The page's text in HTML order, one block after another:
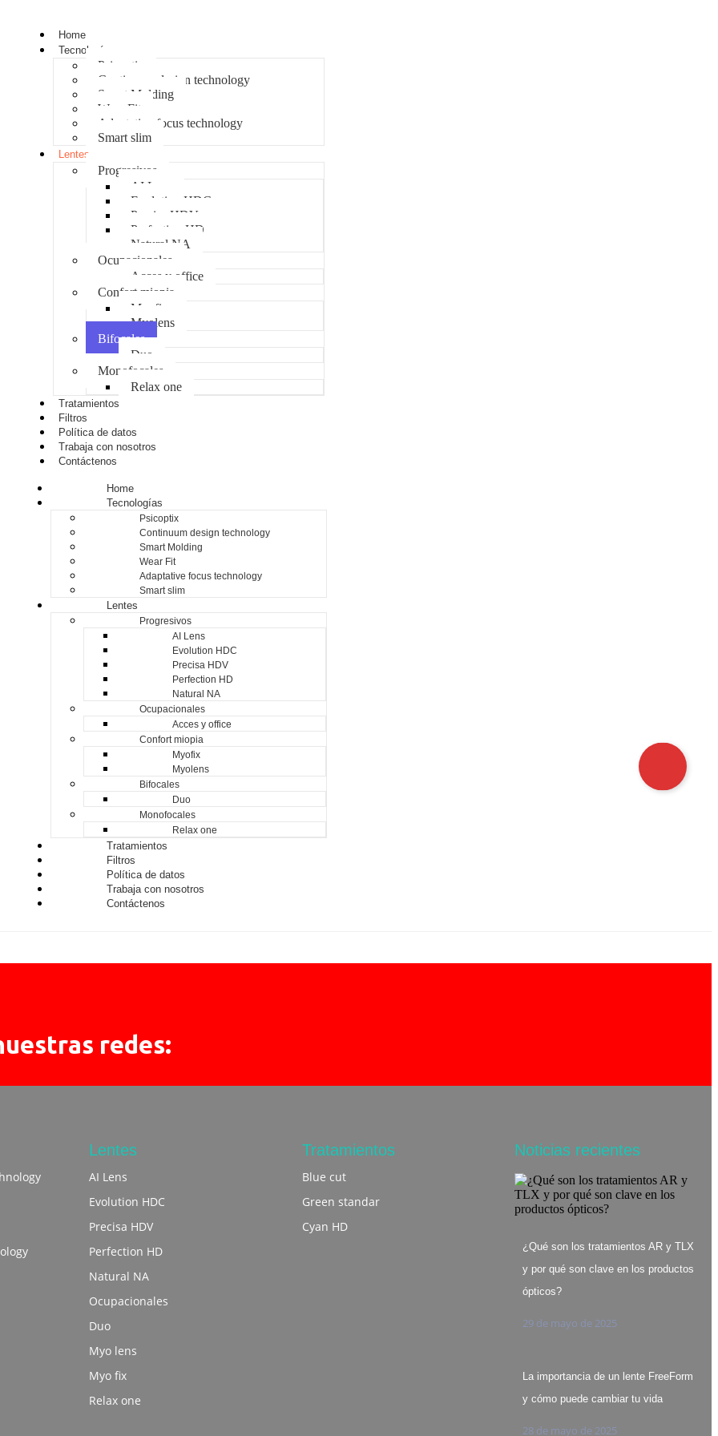
Home
Tecnologías
Psicoptix
Continuum design technology
Smart Molding
Wear Fit
Adaptative focus technology
Smart slim
Lentes
Progresivos
AI Lens
Evolution HDC
Precisa HDV
Perfection HD
Natural NA
Ocupacionales
Acces y office
Confort miopia
Myofix
Myolens
Bifocales
Duo
Monofocales
Relax one
Tratamientos
Filtros
Política de datos
Trabaja con nosotros
Contáctenos
Home
Tecnologías
Psicoptix
Continuum design technology
Smart Molding
Wear Fit
Adaptative focus technology
Smart slim
Lentes
Progresivos
AI Lens
Evolution HDC
Precisa HDV
Perfection HD
Natural NA
Ocupacionales
Acces y office
Confort miopia
Myofix
Myolens
Bifocales
Duo
Monofocales
Relax one
Tratamientos
Filtros
Política de datos
Trabaja con nosotros
Contáctenos
redes:
Lentes
AI Lens
Evolution HDC
Precisa HDV
Perfection HD
Natural NA
Ocupacionales
Duo
Myo lens
Myo fix
Relax one
Tratamientos
Blue cut
Green standar
Cyan HD
Noticias recientes
¿Qué son los tratamientos AR y TLX
y por qué son clave en los productos
ópticos?
29 de mayo de 2025
La importancia de un lente FreeForm
y cómo puede cambiar tu vida
28 de mayo de 2025